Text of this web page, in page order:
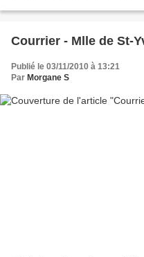
Courrier - Mlle de St-
Publié le 03/11/2010 à 13:21
Par Morgane S